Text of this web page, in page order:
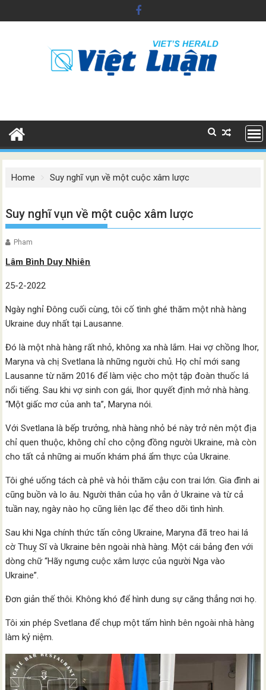
to
Home Suy nghĩ vụn về một cuộc xâm lược
Suy nghĩ vụn về một cuộc xâm lược
Pham
Lâm Bình Duy Nhiên
25-2-2022
Ngày nghỉ Đông cuối cùng, tôi cố tình ghé thăm một nhà hàng
Ukraine duy nhất tại Lausanne.
Đó là một nhà hàng rất nhỏ, không xa nhà lắm. Hai vợ chồng Ihor,
Maryna và chị Svetlana là những người chủ. Họ chỉ mới sang
Lausanne từ năm 2016 để làm việc cho một tập đoàn thuốc lá
nổi tiếng. Sau khi vợ sinh con gái, Ihor quyết định mở nhà hàng.
“Một giấc mơ của anh ta”, Maryna nói.
Với Svetlana là bếp trưởng, nhà hàng nhỏ bé này trở nên một địa
chỉ quen thuộc, không chỉ cho cộng đồng người Ukraine, mà còn
cho tất cả những ai muốn khám phá ẩm thực của Ukraine.
Tôi ghé uống tách cà phê và hỏi thăm cậu con trai lớn. Gia đình ai
cũng buồn và lo âu. Người thân của họ vẫn ở Ukraine và từ cả
tuần nay, ngày nào họ cũng liên lạc để theo dõi tình hình.
Sau khi Nga chính thức tấn công Ukraine, Maryna đã treo hai lá
cờ Thuỵ Sĩ và Ukraine bên ngoài nhà hàng. Một cái bảng đen với
dòng chữ “Hãy ngưng cuộc xâm lược của người Nga vào
Ukraine”.
Đơn giản thế thôi. Không khó để hình dung sự căng thẳng nơi họ.
Tôi xin phép Svetlana để chụp một tấm hình bên ngoài nhà hàng
làm kỷ niệm.